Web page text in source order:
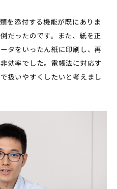
を添付する機能が既にありま
だったのです。また、紙を正
タをいったん紙に印刷し、再
効率でした。電帳法に対応す
扱いやすくしたいと考えまし